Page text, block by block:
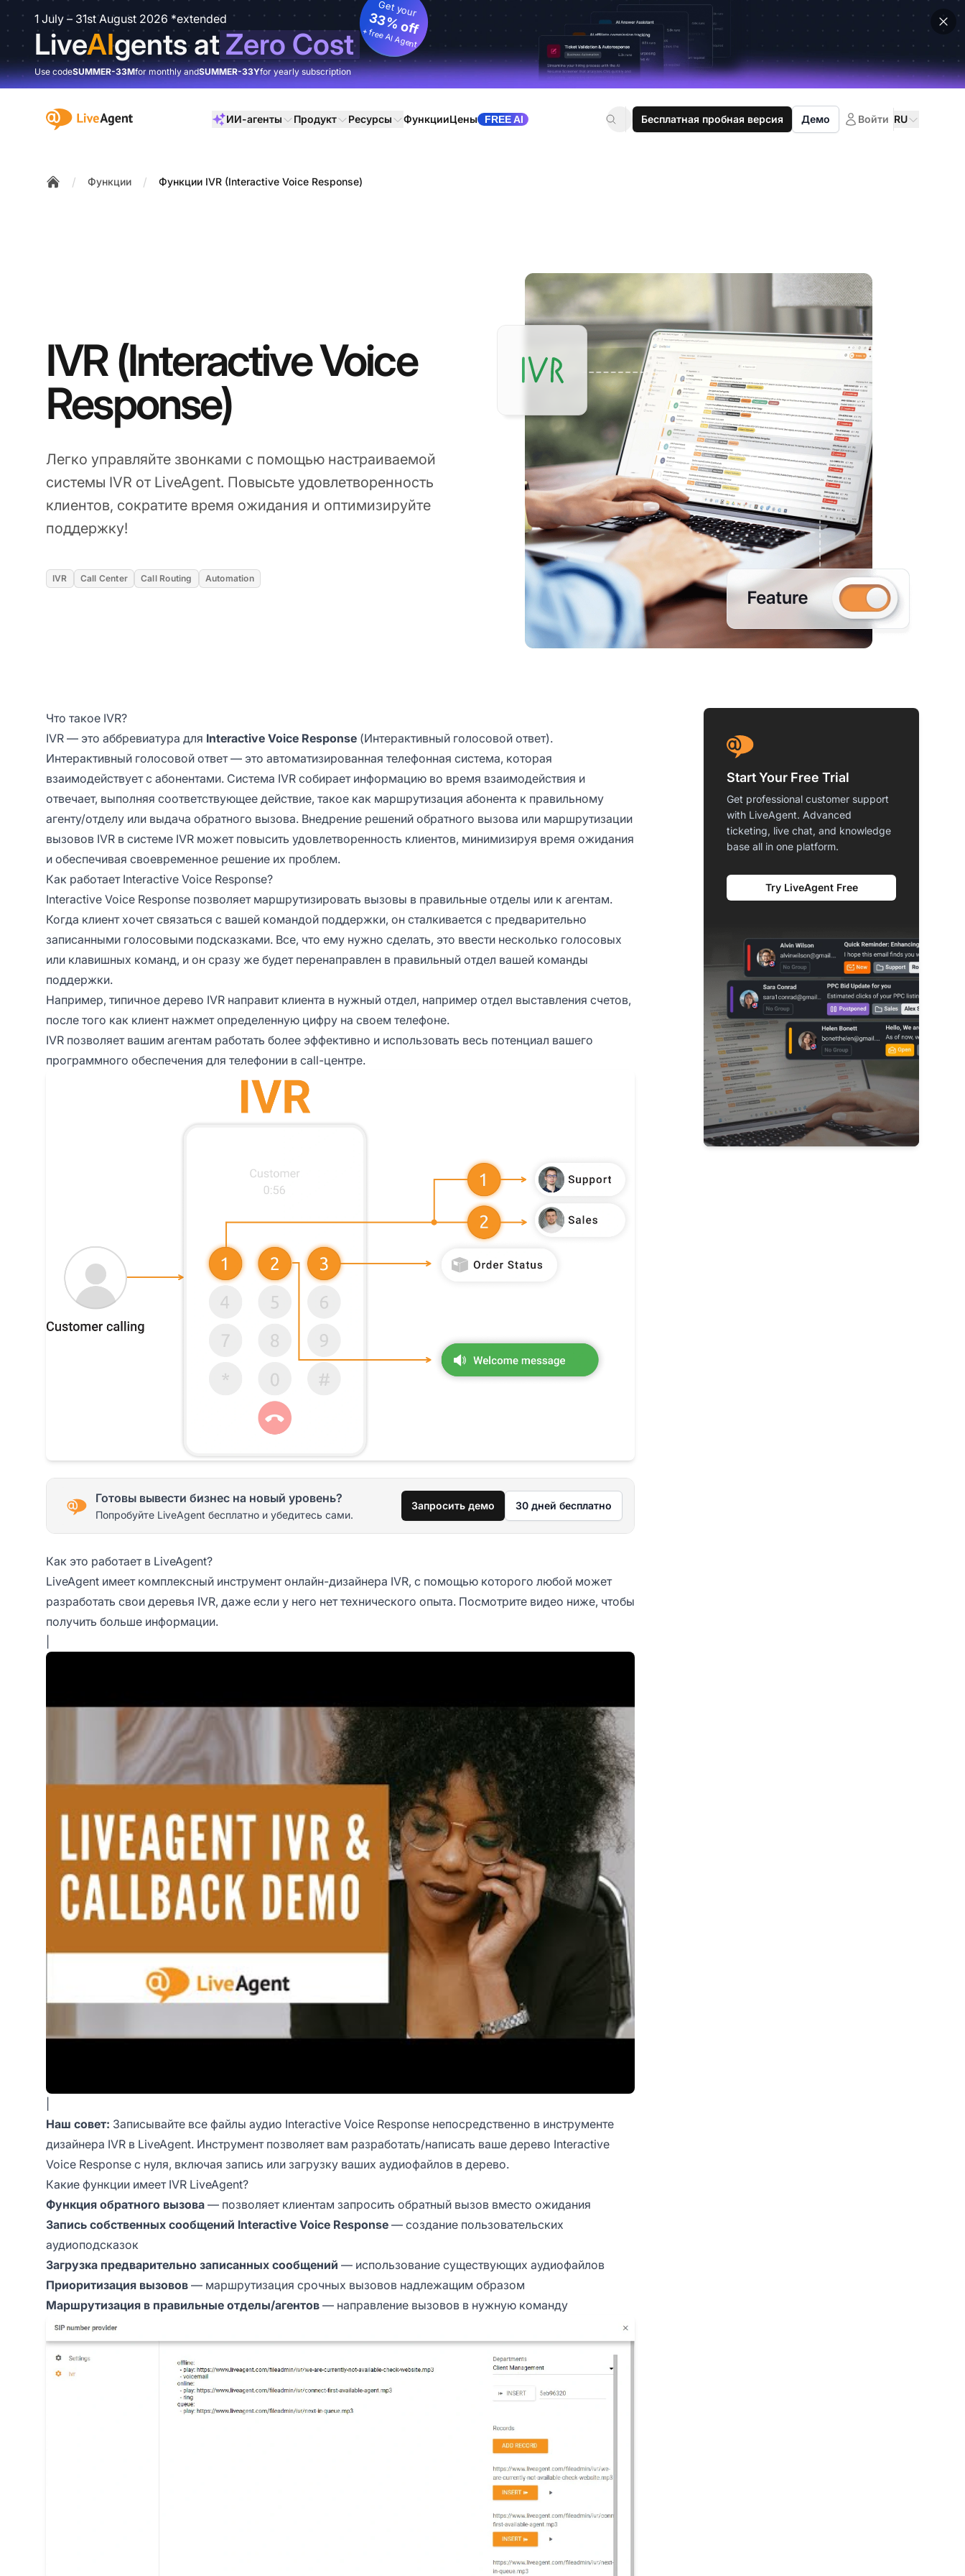
1 July – 31st August 2026 *extended
LiveAIgents atZero Cost
Get your
33% off
+ free AI Agent
Use codeSUMMER-33Mfor monthly andSUMMER-33Yfor yearly subscription
:site.title ИИ-агенты Продукт Ресурсы ФункцииЦены FREE AI Бесплатная пробная версия Демо Войти RU
/ Функции / Функции IVR (Interactive Voice Response)
IVR (Interactive Voice
Response)
Легко управляйте звонками с помощью настраиваемой
системы IVR от LiveAgent. Повысьте удовлетворенность
клиентов, сократите время ожидания и оптимизируйте
поддержку!
IVR Call Center Call Routing Automation
Что такое IVR?
IVR — это аббревиатура для Interactive Voice Response (Интерактивный голосовой ответ).
Интерактивный голосовой ответ — это автоматизированная телефонная система, которая
взаимодействует с абонентами. Система IVR собирает информацию во время взаимодействия и
отвечает, выполняя соответствующее действие, такое как маршрутизация абонента к правильному
агенту/отделу или выдача обратного вызова. Внедрение решений обратного вызова или маршрутизации
вызовов IVR в системе IVR может повысить удовлетворенность клиентов, минимизируя время ожидания
и обеспечивая своевременное решение их проблем.
Как работает Interactive Voice Response?
Interactive Voice Response позволяет маршрутизировать вызовы в правильные отделы или к агентам.
Когда клиент хочет связаться с вашей командой поддержки, он сталкивается с предварительно
записанными голосовыми подсказками. Все, что ему нужно сделать, это ввести несколько голосовых
или клавишных команд, и он сразу же будет перенаправлен в правильный отдел вашей команды
поддержки.
Например, типичное дерево IVR направит клиента в нужный отдел, например отдел выставления счетов,
после того как клиент нажмет определенную цифру на своем телефоне.
IVR позволяет вашим агентам работать более эффективно и использовать весь потенциал вашего
программного обеспечения для телефонии в call-центре.
Готовы вывести бизнес на новый уровень?
Попробуйте LiveAgent бесплатно и убедитесь сами.
Запросить демо 30 дней бесплатно
Как это работает в LiveAgent?
LiveAgent имеет комплексный инструмент онлайн-дизайнера IVR, с помощью которого любой может
разработать свои деревья IVR, даже если у него нет технического опыта. Посмотрите видео ниже, чтобы
получить больше информации.
Наш совет: Записывайте все файлы аудио Interactive Voice Response непосредственно в инструменте
дизайнера IVR в LiveAgent. Инструмент позволяет вам разработать/написать ваше дерево Interactive
Voice Response с нуля, включая запись или загрузку ваших аудиофайлов в дерево.
Какие функции имеет IVR LiveAgent?
Функция обратного вызова — позволяет клиентам запросить обратный вызов вместо ожидания
Запись собственных сообщений Interactive Voice Response — создание пользовательских
аудиоподсказок
Загрузка предварительно записанных сообщений — использование существующих аудиофайлов
Приоритизация вызовов — маршрутизация срочных вызовов надлежащим образом
Маршрутизация в правильные отделы/агентов — направление вызовов в нужную команду
Start Your Free Trial
Get professional customer support
with LiveAgent. Advanced
ticketing, live chat, and knowledge
base all in one platform.
Try LiveAgent Free